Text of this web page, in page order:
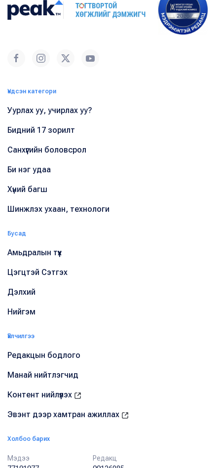
Үндсэн категори
Уурлах уу, учирлах уу?
Бидний 17 зорилт
Санхүүгийн боловсрол
Би нэг удаа
Хүний багш
Шинжлэх ухаан, технологи
Бусад
Амьдралын түүх
Цэгцтэй Сэтгэх
Дэлхий
Нийгэм
Үйлчилгээ
Редакцын бодлого
Манай нийтлэгчид
Контент нийлүүлэх
Эвэнт дээр хамтран ажиллах
Холбоо барих
Мэдээ
Редакц